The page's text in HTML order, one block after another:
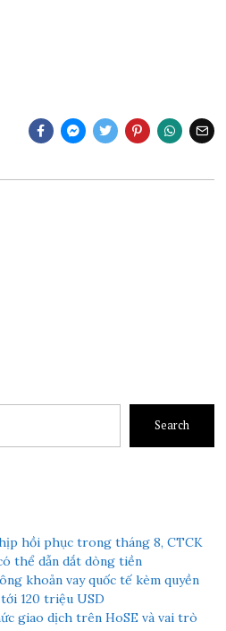
Search
hồi phục trong tháng 8, CTCK
thể dẫn dắt dòng tiền
khoản vay quốc tế kèm quyền
120 triệu USD
giao dịch trên HoSE và vai trò